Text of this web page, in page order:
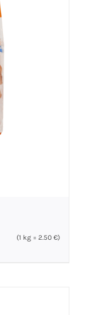
(1 kg =2.50€)